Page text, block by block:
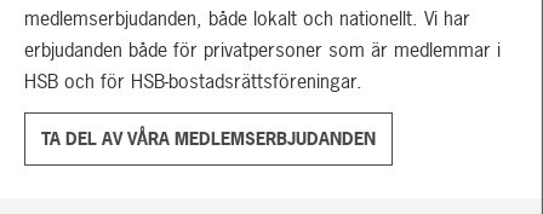
medlemserbjudanden, både lokalt och nationellt. Vi har
erbjudanden både för privatpersoner som är medlemmar i
HSB och för HSB-bostadsrättsföreningar.
TA DEL AV VÅRA MEDLEMSERBJUDANDEN